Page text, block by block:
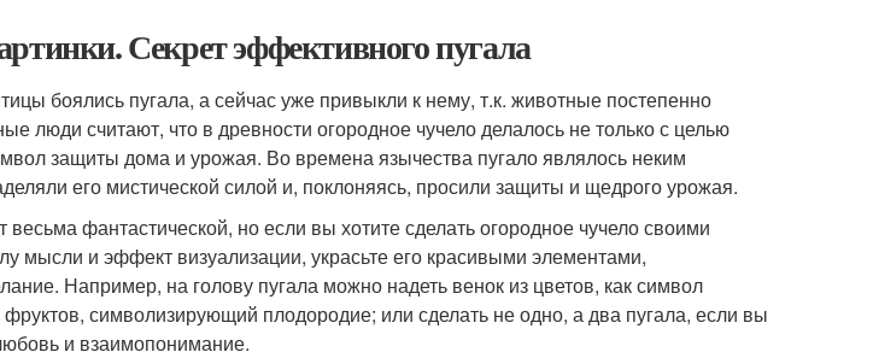
Секрет эффективного пугала
боялись пугала, а сейчас уже привыкли к нему, т.к. животные постепенно
люди считают, что в древности огородное чучело делалось не только с целью
защиты дома и урожая. Во времена язычества пугало являлось неким
его мистической силой и, поклоняясь, просили защиты и щедрого урожая.
весьма фантастической, но если вы хотите сделать огородное чучело своими
мысли и эффект визуализации, украсьте его красивыми элементами,
Например, на голову пугала можно надеть венок из цветов, как символ
фруктов, символизирующий плодородие; или сделать не одно, а два пугала, если вы
и взаимопонимание.